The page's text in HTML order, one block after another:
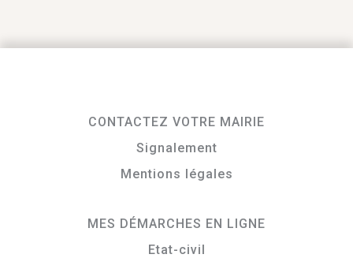
CONTACTEZ VOTRE MAIRIE
Signalement
Mentions légales
MES DÉMARCHES EN LIGNE
Etat-civil